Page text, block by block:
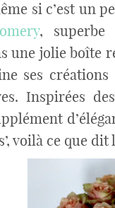
si c’est un
, superbe
une jolie boîte
ses
Inspirées
voilà ce que